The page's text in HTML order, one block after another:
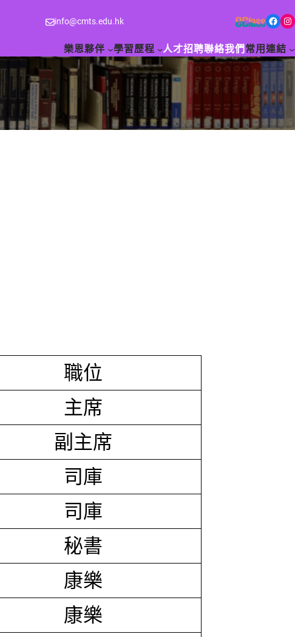
info@cmts.edu.hk Facebook Instagram
樂恩夥伴 學習歷程 人才招聘聯絡我們 常用連結
職位
主席
副主席
司庫
司庫
秘書
康樂
康樂